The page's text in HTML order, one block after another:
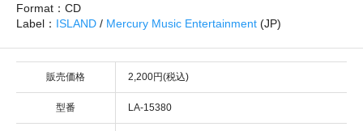
Format：CD
Label： ISLAND / Mercury Music Entertainment (JP)
販売価格 2,200円(税込)
型番 LA-15380